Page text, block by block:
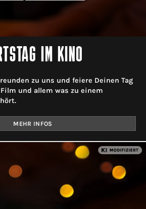
IM KINO
zu uns und feiere Deinen Tag
und allem was zu einem
MEHR INFOS